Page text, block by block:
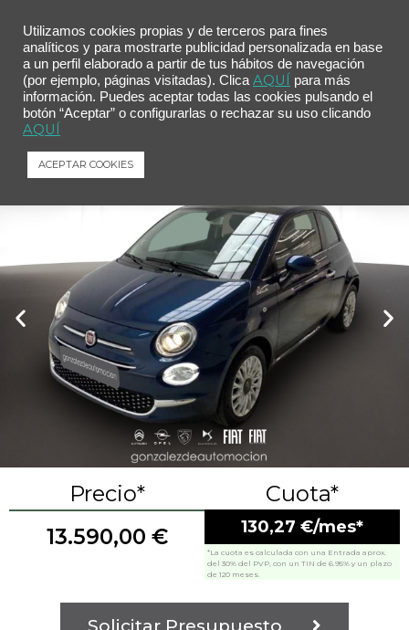
/Comprar tu coche/ Fiat 500 Dolcevita 1.0 Hybrid 51KW (70 CV)
Fiat 500 Dolcevita 1.0 Hybrid 51KW (70
CV)
Precio*
13.590,00 €
Cuota*
130,27 €/mes*
*La cuota es calculada con una Entrada aprox.
del 30% del PVP, con un TIN de 6.95% y un plazo
de 120 meses.
Solicitar Presupuesto
Utilizamos cookies propias y de terceros para fines
analíticos y para mostrarte publicidad personalizada en base
a un perfil elaborado a partir de tus hábitos de navegación
(por ejemplo, páginas visitadas). Clica AQUÍ para más
información. Puedes aceptar todas las cookies pulsando el
botón “Aceptar” o configurarlas o rechazar su uso clicando
AQUÍ
ACEPTAR COOKIES